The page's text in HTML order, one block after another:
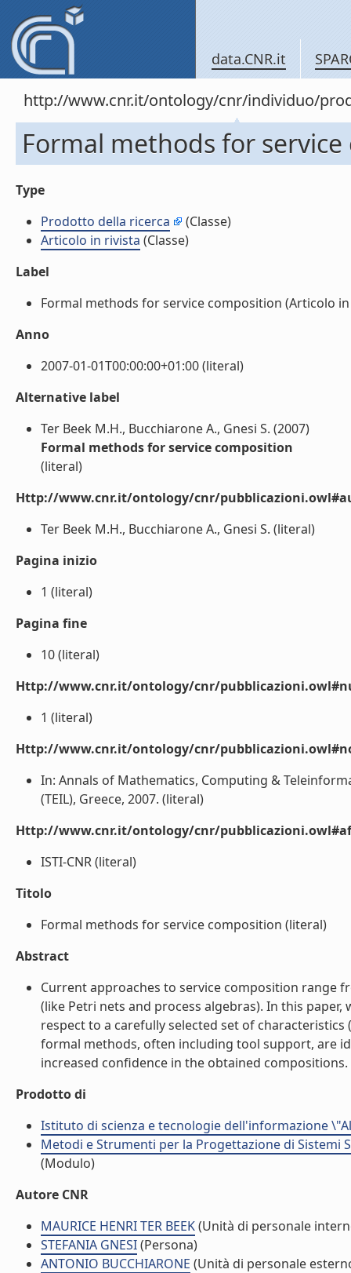
data.CNR.it
http://www.cnr.it/ontology/cnr/individuo/
Formal methods for
Type
Prodotto della ricerca
(Classe)
Articolo in rivista (Classe)
Label
Formal methods for service composition (Articolo
Anno
2007-01-01T00:00:00+01:00 (literal)
Alternative label
Ter Beek M.H., Bucchiarone A., Gnesi S. (2007)
Formal methods for service composition
(literal)
Http://www.cnr.it/ontology/cnr/
Ter Beek M.H., Bucchiarone A., Gnesi S. (literal)
Pagina inizio
1 (literal)
Pagina fine
10 (literal)
Http://www.cnr.it/ontology/cnr/
1 (literal)
Http://www.cnr.it/ontology/cnr/
In: Annals of Mathematics, Computing &
(TEIL), Greece, 2007. (literal)
Http://www.cnr.it/ontology/cnr/
ISTI-CNR (literal)
Titolo
Formal methods for service composition (literal)
Abstract
Current approaches to service composition range
(like Petri nets and process algebras). In this
respect to a carefully selected set of
formal methods, often including tool support, are
increased confidence in the obtained
Prodotto di
Istituto di scienza e tecnologie dell'informazione
Metodi e Strumenti per la Progettazione di Sistemi
(Modulo)
Autore CNR
MAURICE HENRI TER BEEK(Unità di personale
STEFANIA GNESI(Persona)
ANTONIO BUCCHIARONE (Unità di personale